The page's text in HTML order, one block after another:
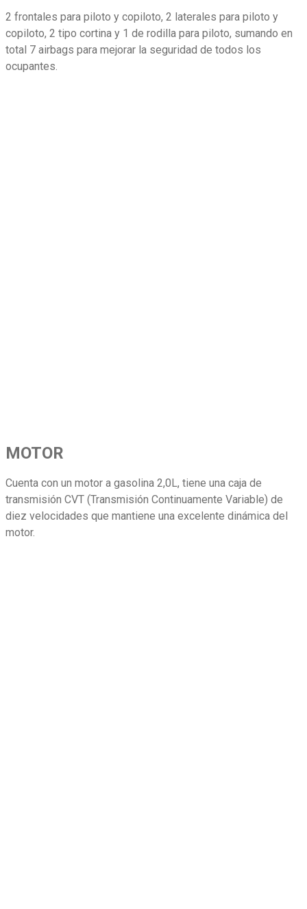
2 frontales para piloto y copiloto, 2 laterales para piloto y
copiloto, 2 tipo cortina y 1 de rodilla para piloto, sumando en
total 7 airbags para mejorar la seguridad de todos los
ocupantes.
MOTOR
Cuenta con un motor a gasolina 2,0L, tiene una caja de
transmisión CVT (Transmisión Continuamente Variable) de
diez velocidades que mantiene una excelente dinámica del
motor.